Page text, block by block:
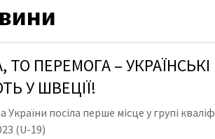
ТО ПЕРЕМОГА –
У ШВЕЦІЇ!
посіла перше місце у групі
(U-19)